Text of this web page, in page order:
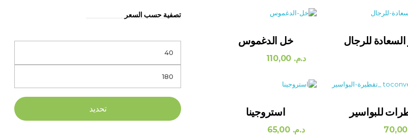
للرجال خل الدغموس
د.م.
للبواسير استروجينا
د.م. 65,00
تصفية حسب السعر
تحديد